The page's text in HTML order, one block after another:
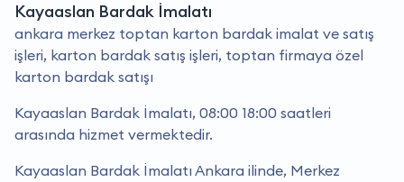
Kayaaslan Bardak İmalatı
ankara merkez toptan karton bardak i̇malat ve satış
i̇şleri, karton bardak satış i̇şleri, toptan firmaya özel
karton bardak satışı
Kayaaslan Bardak İmalatı, 08:00 18:00 saatleri
arasında hizmet vermektedir.
Kayaaslan Bardak İmalatı Ankara ilinde, Merkez